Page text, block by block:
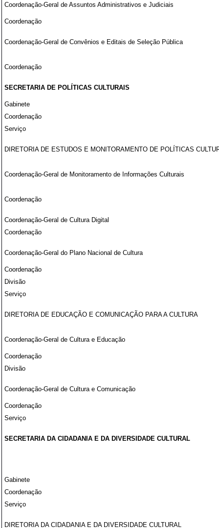
Coordenação-Geral de Assuntos Administrativos e Judiciais
Coordenação
Coordenação-Geral de Convênios e Editais de Seleção Pública
Coordenação
SECRETARIA DE POLÍTICAS CULTURAIS
Gabinete
Coordenação
Serviço
DIRETORIA DE ESTUDOS E MONITORAMENTO DE POLÍTICAS
Coordenação-Geral de Monitoramento de Informações Culturais
Coordenação
Coordenação-Geral de Cultura Digital
Coordenação
Coordenação-Geral do Plano Nacional de Cultura
Coordenação
Divisão
Serviço
DIRETORIA DE EDUCAÇÃO E COMUNICAÇÃO PARA A CULTURA
Coordenação-Geral de Cultura e Educação
Coordenação
Divisão
Coordenação-Geral de Cultura e Comunicação
Coordenação
Serviço
SECRETARIA DA CIDADANIA E DA DIVERSIDADE CULTURAL
Gabinete
Coordenação
Serviço
DIRETORIA DA CIDADANIA E DA DIVERSIDADE CULTURAL